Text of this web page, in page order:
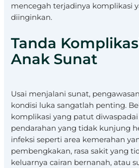
mencegah terjadinya komplikasi
diinginkan.
Tanda
Anak Sunat
Usai menjalani sunat,
kondisi luka sangatlah penting.
komplikasi yang patut
pendarahan yang tidak kunjung
infeksi seperti area kemerahan
pembengkakan, rasa sakit yang
keluarnya cairan bernanah, atau